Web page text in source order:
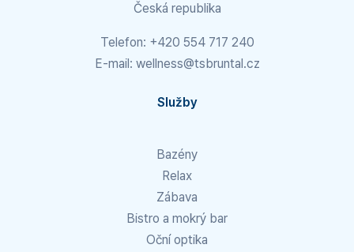
Česká republika
Telefon: +420 554 717 240
E-mail: wellness@tsbruntal.cz
Služby
Bazény
Relax
Zábava
Bistro a mokrý bar
Oční optika